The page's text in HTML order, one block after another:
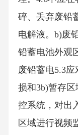
碎、丢弃废铅
电解液。b)废
铅蓄电池外观
废铅蓄电5.3
损和3b)暂存
控系统，对出
区域进行视频